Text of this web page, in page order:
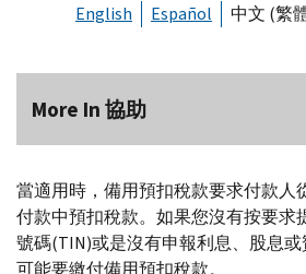
English Español 中文 (繁
More In 協助
當適用時，備用預扣稅款要求付款人
付款中預扣稅款。如果您沒有按要求
號碼(TIN)或是沒有申報利息、股息
可能要繳付備用預扣稅款。